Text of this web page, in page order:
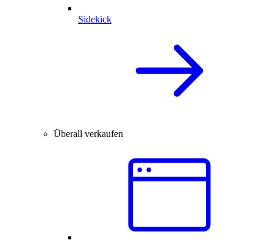
Sidekick
Überall verkaufen